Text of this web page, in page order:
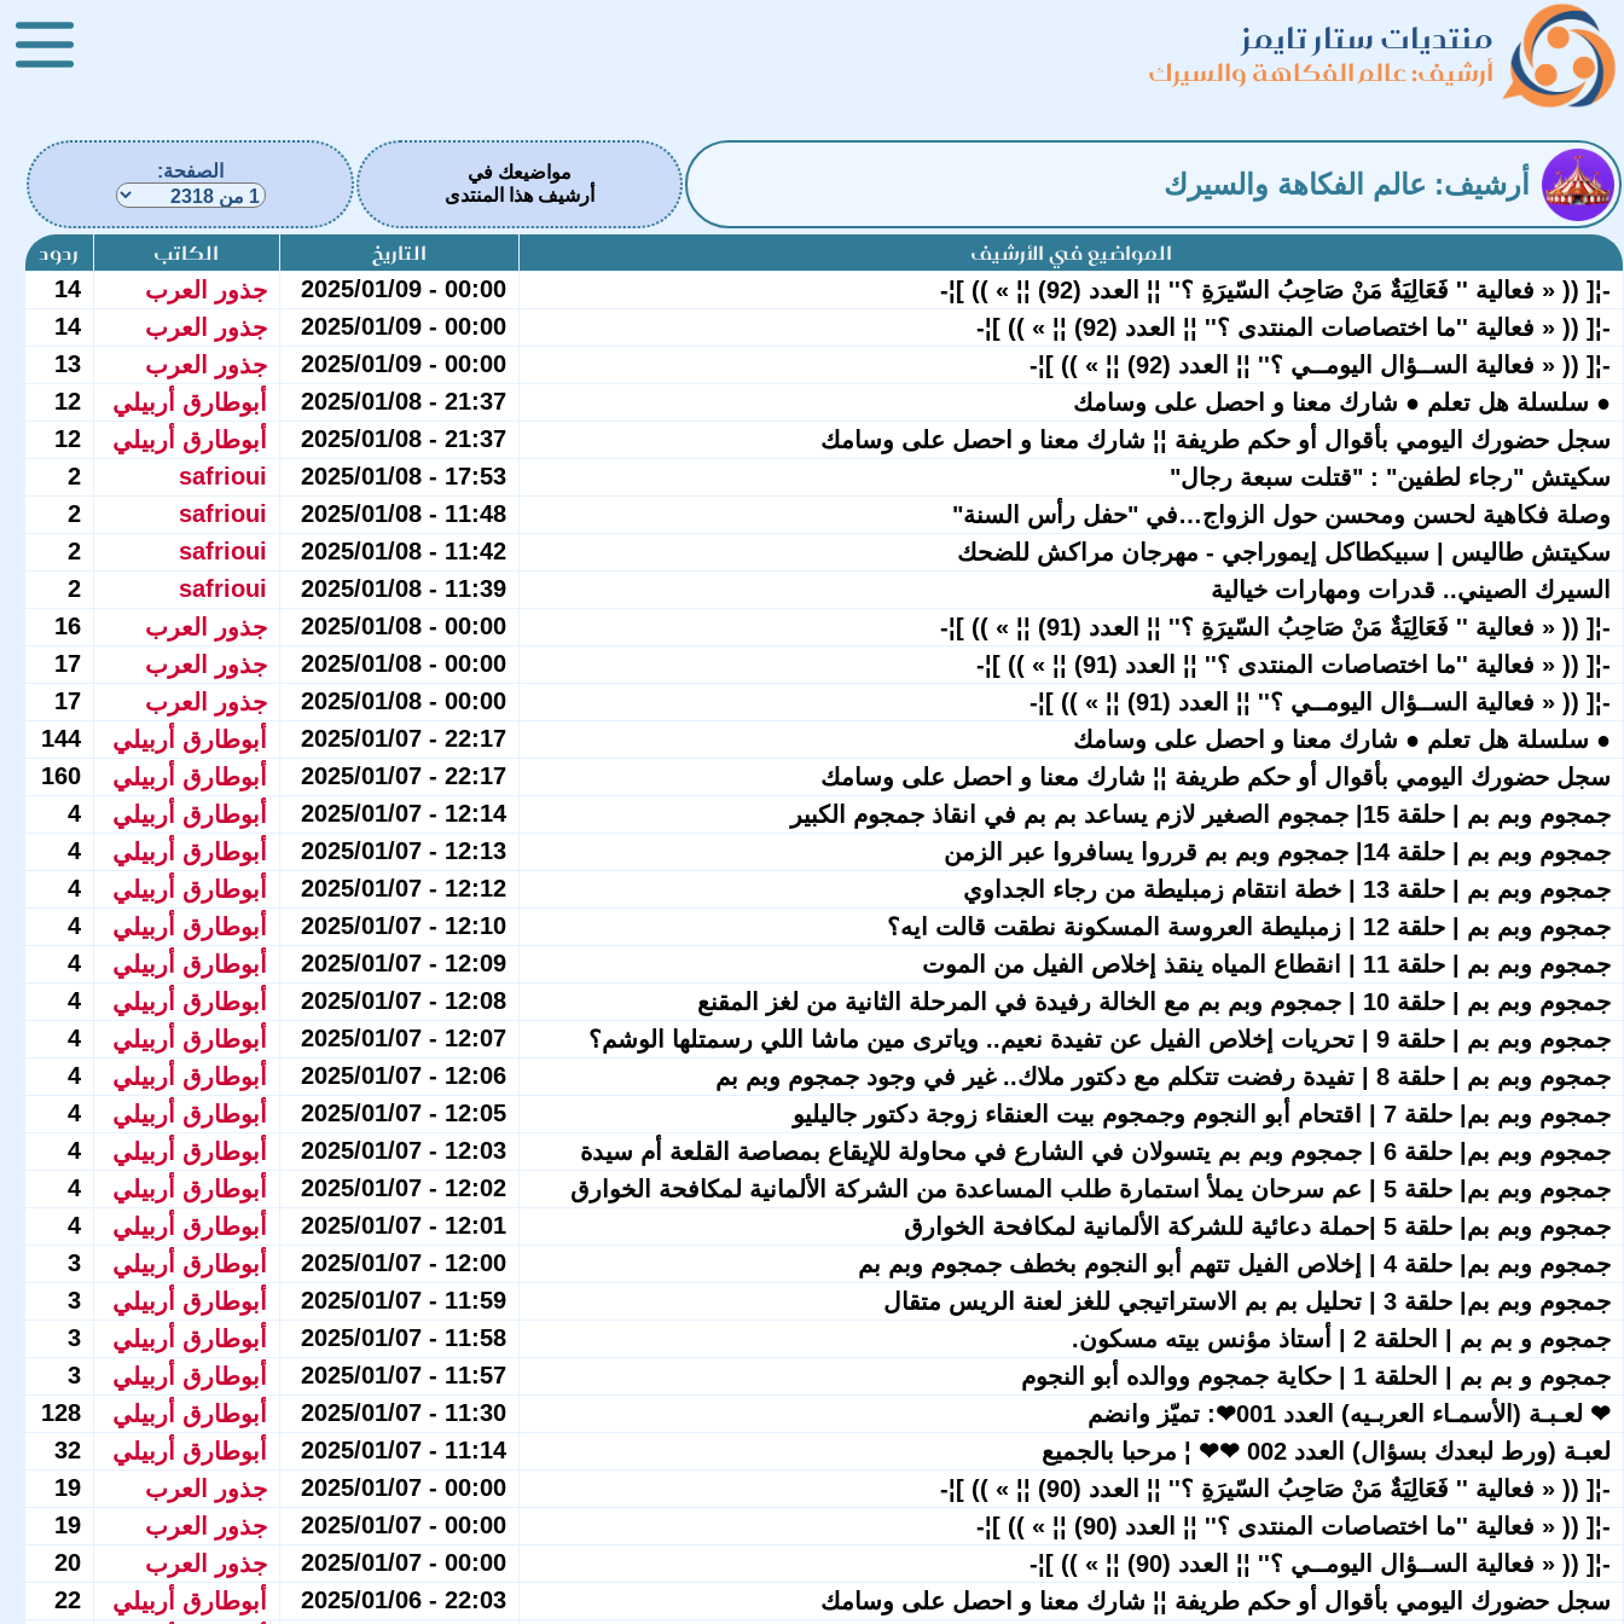
منتديات ستار تايمز
أرشيف: عالم الفكاهة والسيرك
أرشيف: عالم الفكاهة والسيرك
مواضيعك في
أرشيف هذا المنتدى
الصفحة:
المواضيع في الأرشيف التاريخ الكاتب ردود
-¦[ (( « فعالية '' فَعَالِيَةٌ مَنْ صَاحِبُ السّيرَةِ ؟'' ¦¦ العدد (92) ¦¦ » )) ]¦- 00:00 - 2025/01/09 جذور العرب
14
-¦[ (( « فعالية ''ما اختصاصات المنتدى ؟'' ¦¦ العدد (92) ¦¦ » )) ]¦-
00:00 - 2025/01/09 جذور العرب
14
-¦[ (( « فعالية الســؤال اليومــي ؟'' ¦¦ العدد (92) ¦¦ » )) ]¦-
00:00 - 2025/01/09 جذور العرب
13
● سلسلة هل تعلم ● شارك معنا و احصل على وسامك
21:37 - 2025/01/08 أبوطارق أربيلي
12
سجل حضورك اليومي بأقوال أو حكم طريفة ¦¦ شارك معنا و احصل على وسامك
21:37 - 2025/01/08 أبوطارق أربيلي
12
سكيتش "رجاء لطفين" : "قتلت سبعة رجال"
17:53 - 2025/01/08
safrioui
2
وصلة فكاهية لحسن ومحسن حول الزواج…في "حفل رأس السنة"
11:48 - 2025/01/08
safrioui
2
سكيتش طاليس | سبيكطاكل إيموراجي - مهرجان مراكش للضحك
11:42 - 2025/01/08
safrioui
2
السيرك الصيني.. قدرات ومهارات خيالية
11:39 - 2025/01/08
safrioui
2
-¦[ (( « فعالية '' فَعَالِيَةٌ مَنْ صَاحِبُ السّيرَةِ ؟'' ¦¦ العدد (91) ¦¦ » )) ]¦-
00:00 - 2025/01/08 جذور العرب
16
-¦[ (( « فعالية ''ما اختصاصات المنتدى ؟'' ¦¦ العدد (91) ¦¦ » )) ]¦-
00:00 - 2025/01/08 جذور العرب
17
-¦[ (( « فعالية الســؤال اليومــي ؟'' ¦¦ العدد (91) ¦¦ » )) ]¦-
00:00 - 2025/01/08 جذور العرب
17
● سلسلة هل تعلم ● شارك معنا و احصل على وسامك
22:17 - 2025/01/07 أبوطارق أربيلي
144
سجل حضورك اليومي بأقوال أو حكم طريفة ¦¦ شارك معنا و احصل على وسامك
22:17 - 2025/01/07 أبوطارق أربيلي
160
جمجوم وبم بم | حلقة 15| جمجوم الصغير لازم يساعد بم بم في انقاذ جمجوم الكبير
12:14 - 2025/01/07 أبوطارق أربيلي
4
جمجوم وبم بم | حلقة 14| جمجوم وبم بم قرروا يسافروا عبر الزمن
12:13 - 2025/01/07 أبوطارق أربيلي
4
جمجوم وبم بم | حلقة 13 | خطة انتقام زمبليطة من رجاء الجداوي
12:12 - 2025/01/07 أبوطارق أربيلي
4
جمجوم وبم بم | حلقة 12 | زمبليطة العروسة المسكونة نطقت قالت ايه؟
12:10 - 2025/01/07 أبوطارق أربيلي
4
جمجوم وبم بم | حلقة 11 | انقطاع المياه ينقذ إخلاص الفيل من الموت
12:09 - 2025/01/07 أبوطارق أربيلي
4
جمجوم وبم بم | حلقة 10 | جمجوم وبم بم مع الخالة رفيدة في المرحلة الثانية من لغز المقنع
12:08 - 2025/01/07 أبوطارق أربيلي
4
جمجوم وبم بم | حلقة 9 | تحريات إخلاص الفيل عن تفيدة نعيم.. وياترى مين ماشا اللي رسمتلها الوشم؟
12:07 - 2025/01/07 أبوطارق أربيلي
4
جمجوم وبم بم | حلقة 8 | تفيدة رفضت تتكلم مع دكتور ملاك.. غير في وجود جمجوم وبم بم
12:06 - 2025/01/07 أبوطارق أربيلي
4
جمجوم وبم بم| حلقة 7 | اقتحام أبو النجوم وجمجوم بيت العنقاء زوجة دكتور جاليليو
12:05 - 2025/01/07 أبوطارق أربيلي
4
جمجوم وبم بم| حلقة 6 | جمجوم وبم بم يتسولان في الشارع في محاولة للإيقاع بمصاصة القلعة أم سيدة
12:03 - 2025/01/07 أبوطارق أربيلي
4
جمجوم وبم بم| حلقة 5 | عم سرحان يملأ استمارة طلب المساعدة من الشركة الألمانية لمكافحة الخوارق
12:02 - 2025/01/07 أبوطارق أربيلي
4
جمجوم وبم بم| حلقة 5 |حملة دعائية للشركة الألمانية لمكافحة الخوارق
12:01 - 2025/01/07 أبوطارق أربيلي
4
جمجوم وبم بم| حلقة 4 | إخلاص الفيل تتهم أبو النجوم بخطف جمجوم وبم بم
12:00 - 2025/01/07 أبوطارق أربيلي
3
جمجوم وبم بم| حلقة 3 | تحليل بم بم الاستراتيجي للغز لعنة الريس متقال
11:59 - 2025/01/07 أبوطارق أربيلي
3
جمجوم و بم بم | الحلقة 2 | أستاذ مؤنس بيته مسكون.
11:58 - 2025/01/07 أبوطارق أربيلي
3
جمجوم و بم بم | الحلقة 1 | حكاية جمجوم ووالده أبو النجوم
11:57 - 2025/01/07 أبوطارق أربيلي
3
❤ لعـبـة (الأسمـاء العربـيه) العدد 001❤: تميّز وانضم
11:30 - 2025/01/07 أبوطارق أربيلي
128
لعبـة (ورط لبعدك بسؤال) العدد 002 ❤❤ ¦ مرحبا بالجميع
11:14 - 2025/01/07 أبوطارق أربيلي
32
-¦[ (( « فعالية '' فَعَالِيَةٌ مَنْ صَاحِبُ السّيرَةِ ؟'' ¦¦ العدد (90) ¦¦ » )) ]¦-
00:00 - 2025/01/07 جذور العرب
19
-¦[ (( « فعالية ''ما اختصاصات المنتدى ؟'' ¦¦ العدد (90) ¦¦ » )) ]¦-
00:00 - 2025/01/07 جذور العرب
19
-¦[ (( « فعالية الســؤال اليومــي ؟'' ¦¦ العدد (90) ¦¦ » )) ]¦-
00:00 - 2025/01/07 جذور العرب
20
سجل حضورك اليومي بأقوال أو حكم طريفة ¦¦ شارك معنا و احصل على وسامك
22:03 - 2025/01/06 أبوطارق أربيلي 22